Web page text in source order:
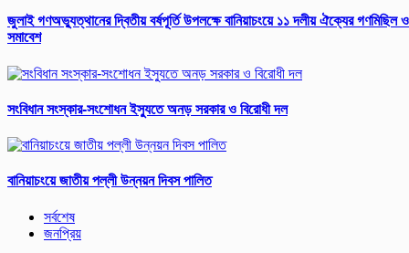
জুলাই গণঅভ্যুত্থানের দ্বিতীয় বর্ষপূর্তি উপলক্ষে বানিয়াচংয়ে ১১ দলীয় ঐক্যের গণমিছিল ও
সমাবেশ
সংবিধান সংস্কার-সংশোধন ইস্যুতে অনড় সরকার ও বিরোধী দল
বানিয়াচংয়ে জাতীয় পল্লী উন্নয়ন দিবস পালিত
সর্বশেষ
জনপ্রিয়